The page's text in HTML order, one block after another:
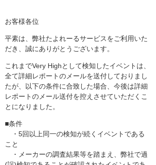
お客様各位
平素は、弊社たよれーるサービスをご利用いた
だき、誠にありがとうございます。
これまでVery Highとして検知したイベントは、
全て詳細レポートのメールを送付しておりまし
たが、以下の条件に合致した場合、今後は詳細
レポートのメール送付を控えさせていただくこ
とになりました。
■条件
・5回以上同一の検知が続くイベントである
こと
・メーカーの調査結果等を踏まえ、弊社で過